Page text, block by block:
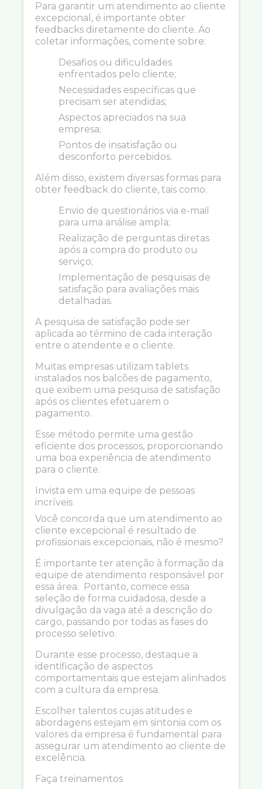
Para garantir um atendimento ao cliente
excepcional, é importante obter
feedbacks diretamente do cliente. Ao
coletar informações, comente sobre:
Desafios ou dificuldades
enfrentados pelo cliente;
Necessidades específicas que
precisam ser atendidas;
Aspectos apreciados na sua
empresa;
Pontos de insatisfação ou
desconforto percebidos.
Além disso, existem diversas formas para
obter feedback do cliente, tais como:
Envio de questionários via e-mail
para uma análise ampla;
Realização de perguntas diretas
após a compra do produto ou
serviço;
Implementação de pesquisas de
satisfação para avaliações mais
detalhadas.
A pesquisa de satisfação pode ser
aplicada ao término de cada interação
entre o atendente e o cliente.
Muitas empresas utilizam tablets
instalados nos balcões de pagamento,
que exibem uma pesquisa de satisfação
após os clientes efetuarem o
pagamento.
Esse método permite uma gestão
eficiente dos processos, proporcionando
uma boa experiência de atendimento
para o cliente.
Invista em uma equipe de pessoas
incríveis
Você concorda que um atendimento ao
cliente excepcional é resultado de
profissionais excepcionais, não é mesmo?
É importante ter atenção à formação da
equipe de atendimento responsável por
essa área. Portanto, comece essa
seleção de forma cuidadosa, desde a
divulgação da vaga até a descrição do
cargo, passando por todas as fases do
processo seletivo.
Durante esse processo, destaque a
identificação de aspectos
comportamentais que estejam alinhados
com a cultura da empresa.
Escolher talentos cujas atitudes e
abordagens estejam em sintonia com os
valores da empresa é fundamental para
assegurar um atendimento ao cliente de
excelência.
Faça treinamentos